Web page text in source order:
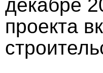
декабре
проекта